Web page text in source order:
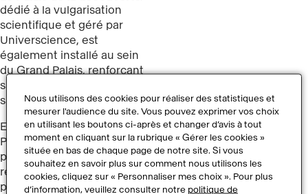
dédié à la vulgarisation
scientifique et géré par
Universcience, est
également installé au sein
du Grand Palais, renforçant
sa dimension de lieu de
savoir et de transmission.
En mars 2021, le Grand
Palais a fermé ses portes
pour un vaste chantier de
restauration. Pendant cette
période, les évènements ont
Nous utilisons des cookies pour réaliser des statistiques et
mesurer l'audience du site. Vous pouvez exprimer vos choix
en utilisant les boutons ci-après et changer d’avis à tout
moment en cliquant sur la rubrique « Gérer les cookies »
située en bas de chaque page de notre site. Si vous
souhaitez en savoir plus sur comment nous utilisons les
cookies, cliquez sur « Personnaliser mes choix ». Pour plus
d’information, veuillez consulter notre politique de